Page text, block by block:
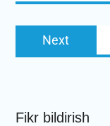
Next
Fikr bildirish